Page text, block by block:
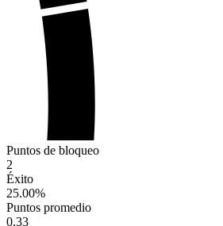
Puntos de bloqueo
2
Éxito
25.00%
Puntos promedio
0.33